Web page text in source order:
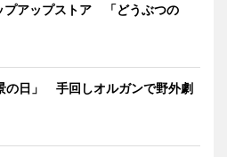
プアップストア 「どうぶつの
の日」 手回しオルガンで野外劇